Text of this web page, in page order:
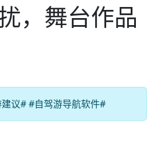
，舞台作品
议# #自驾游导航软件#